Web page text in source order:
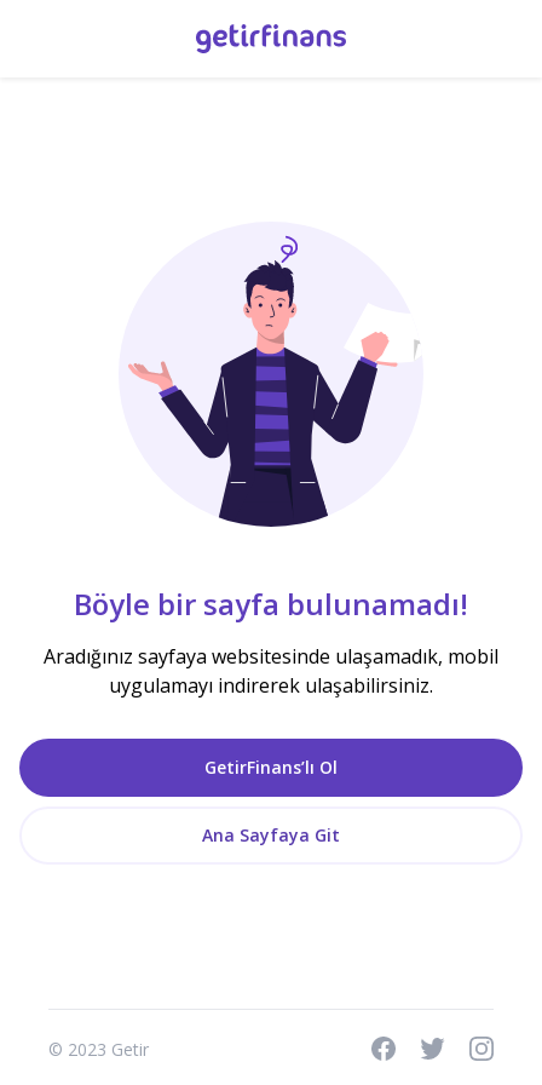
Böyle bir sayfa bulunamadı!
Aradığınız sayfaya websitesinde ulaşamadık, mobil
uygulamayı indirerek ulaşabilirsiniz.
GetirFinans’lı Ol
Ana Sayfaya Git
© 2023 Getir